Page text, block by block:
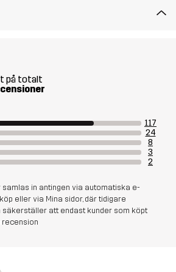
Polyester (Återvunnen), 35% Bomull
Polyester (Återvunnen), 5%
Polyester (Återvunnen), 5%
Polyamid (Återvunnen), 12% Elastan
i storlek M
på totalt
117
24
8
3
2
in antingen via automatiska e-
eller via Mina sidor, där tidigare
säkerställer att endast kunder som köpt
recension